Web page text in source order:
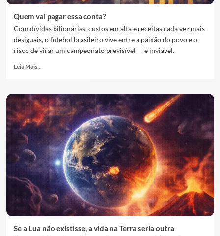
Quem vai pagar essa conta?
Com dívidas bilionárias, custos em alta e receitas cada vez mais
desiguais, o futebol brasileiro vive entre a paixão do povo e o
risco de virar um campeonato previsível — e inviável.
Leia Mais...
Se a Lua não existisse, a vida na Terra seria outra